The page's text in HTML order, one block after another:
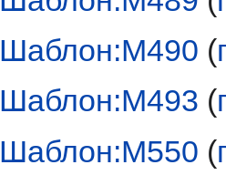
Шаблон:М490 (
Шаблон:М493 (
Шаблон:М550 (